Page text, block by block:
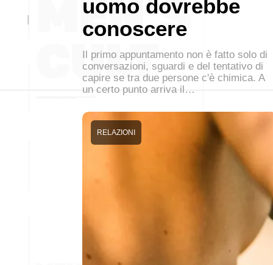
uomo dovrebbe
conoscere
Il primo appuntamento non è fatto solo di
conversazioni, sguardi e del tentativo di
capire se tra due persone c'è chimica. A
un certo punto arriva il…
RELAZIONI